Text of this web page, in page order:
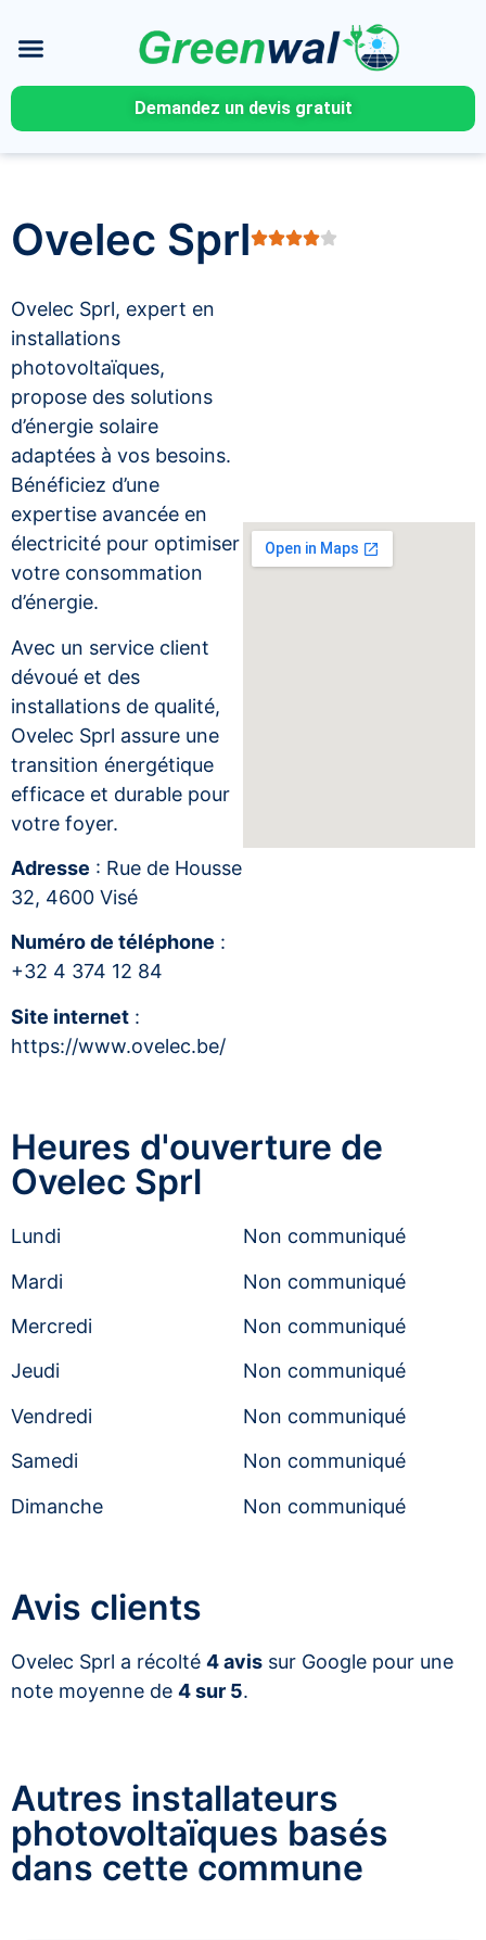
Demandez un devis gratuit
Ovelec Sprl
Ovelec Sprl, expert en
installations
photovoltaïques,
propose des solutions
d’énergie solaire
adaptées à vos besoins.
Bénéficiez d’une
expertise avancée en
électricité pour optimiser
votre consommation
d’énergie.
Avec un service client
dévoué et des
installations de qualité,
Ovelec Sprl assure une
transition énergétique
efficace et durable pour
votre foyer.
Adresse : Rue de Housse
32, 4600 Visé
Numéro de téléphone :
+32 4 374 12 84
Site internet :
https://www.ovelec.be/
Heures d'ouverture de
Ovelec Sprl
Lundi
Non communiqué
Mardi
Non communiqué
Mercredi
Non communiqué
Jeudi
Non communiqué
Vendredi
Non communiqué
Samedi
Non communiqué
Dimanche
Non communiqué
Avis clients
Ovelec Sprl a récolté 4 avis sur Google pour une
note moyenne de 4 sur 5.
Autres installateurs
photovoltaïques basés
dans cette commune